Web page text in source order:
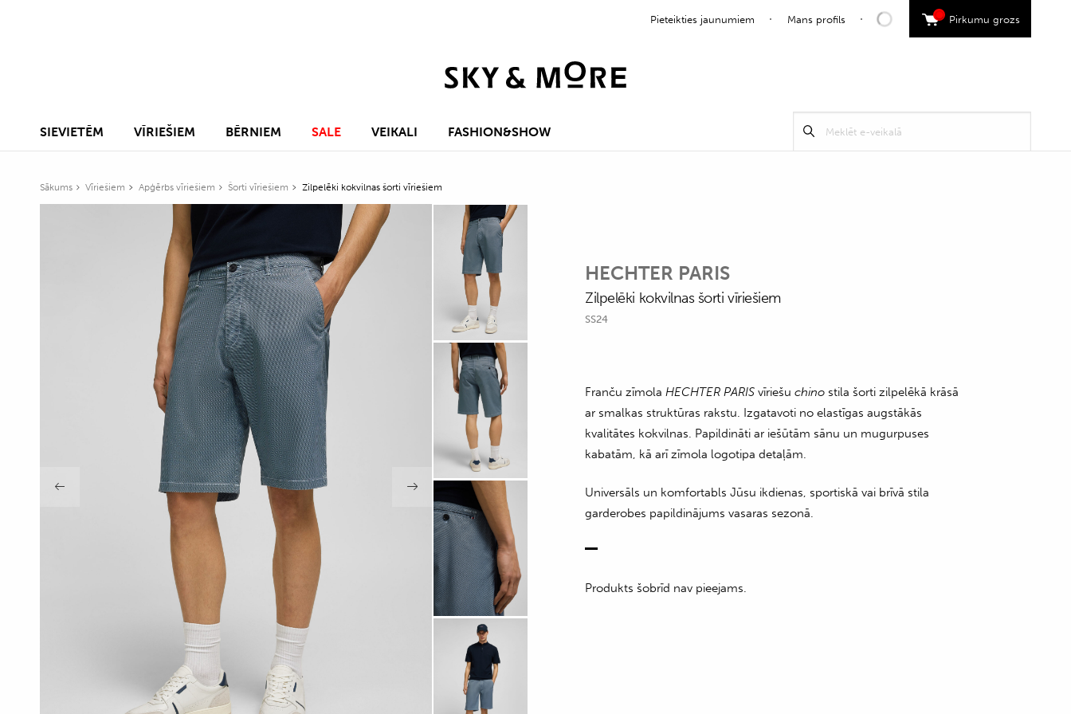
Pieteikties jaunumiem Mans profils Pirkumu grozs
0
SIEVIETĒM VĪRIEŠIEM BĒRNIEM SALE VEIKALI FASHION&SHOW Meklēt
Sākums Vīriešiem Apģērbs vīriešiem Šorti vīriešiem Zilpelēki kokvilnas šorti vīriešiem
HECHTER PARIS
Zilpelēki kokvilnas šorti vīriešiem
SS24
Franču zīmolaHECHTER PARISvīriešuchino stila šorti zilpelēkā krāsā
ar smalkas struktūras rakstu. Izgatavoti no elastīgas augstākās
kvalitātes kokvilnas. Papildināti ar iešūtām sānu un mugurpuses
kabatām, kā arī zīmola logotipa detaļām.
Universāls un komfortabls Jūsu ikdienas, sportiskā vai brīvā stila
garderobes papildinājums vasaras sezonā.
Produkts šobrīd nav pieejams.